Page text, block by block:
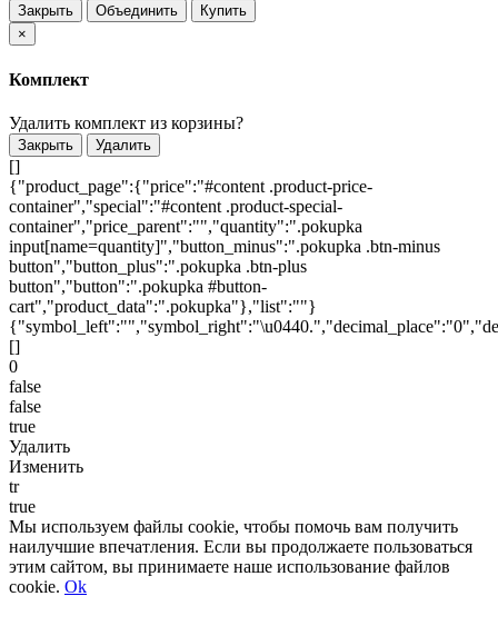
Закрыть Объединить
Купить
×
Комплект
Удалить комплект из корзины?
Закрыть Удалить
[]
{"product_page":{"price":"#content .product-price-
container","special":"#content .product-special-
container","price_parent":"","quantity":".pokupka
input[name=quantity]","button_minus":".pokupka .btn-minus
button","button_plus":".pokupka .btn-plus
button","button":".pokupka #button-
cart","product_data":".pokupka"},"list":""}
[]
0
false
false
true
Удалить
Изменить
tr
true
Мы используем файлы cookie, чтобы помочь вам получить
наилучшие впечатления. Если вы продолжаете пользоваться
этим сайтом, вы принимаете наше использование файлов
cookie. Ok